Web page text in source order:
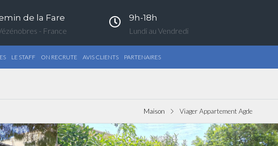
de la Fare
- France
9h-18h
Lundi au Vendredi
LE STAFF ON RECRUTE AVIS CLIENTS PARTENAIRES
Maison Viager Appartement Agde